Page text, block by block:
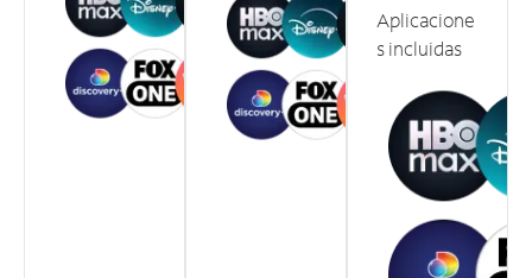
Aplicacione
s incluidas